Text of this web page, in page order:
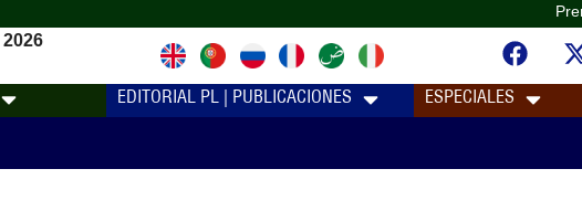
EDITORIAL PL | PUBLICACIONES ESPECIALES